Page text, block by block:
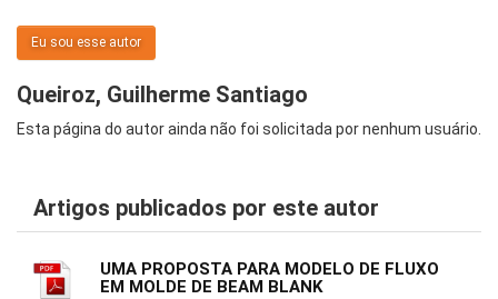
Eu sou esse autor
Queiroz, Guilherme Santiago
Esta página do autor ainda não foi solicitada por nenhum usuário.
Artigos publicados por este autor
UMA PROPOSTA PARA MODELO DE FLUXO
EM MOLDE DE BEAM BLANK